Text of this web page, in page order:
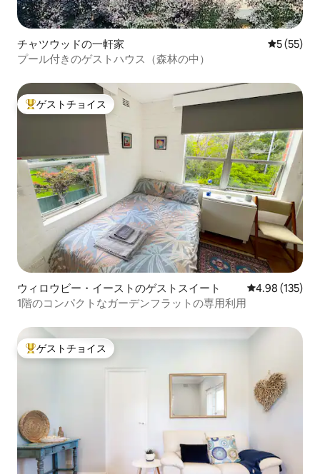
チャツウッドの一軒家 レビュー
5 (55)
プール付きのゲストハウス（森林の中）
大好評のゲストチョイスです。
ゲストチョイス
ウィロウビー・イーストのゲストスイート レビュー135
4.98 (135)
1階のコンパクトなガーデンフラットの専用利用
大好評のゲストチョイスです。
ゲストチョイス